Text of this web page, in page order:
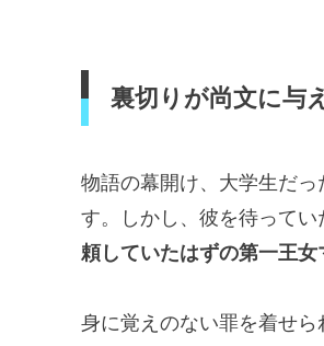
裏切りが尚文に与
物語の幕開け、大学生だ
す。しかし、彼を待ってい
頼していたはずの第一王
身に覚えのない罪を着せ